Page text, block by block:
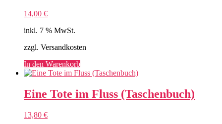
14,00 €
inkl. 7 % MwSt.
zzgl. Versandkosten
In den Warenkorb
Eine Tote im Fluss (Taschenbuch)
13,80 €